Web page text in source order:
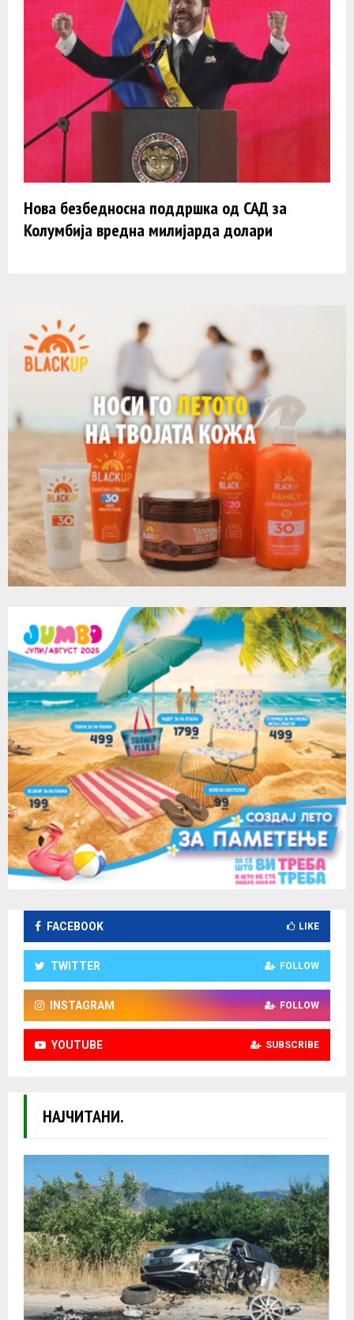
Нова безбедносна поддршка од САД за
Колумбија вредна милијарда долари
FACEBOOK LIKE
TWITTER FOLLOW
INSTAGRAM FOLLOW
YOUTUBE SUBSCRIBE
НАЈЧИТАНИ.